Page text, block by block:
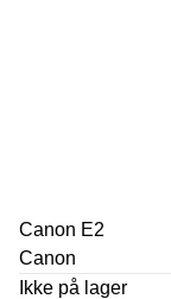
Canon E2
Canon
Ikke på lager